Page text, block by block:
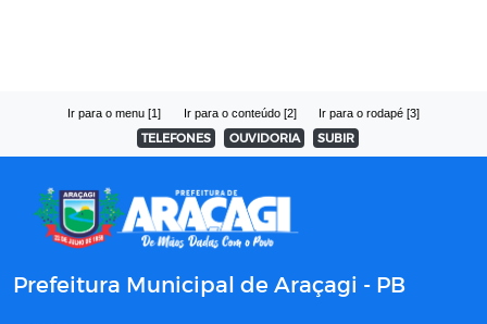
Ir para o menu [1] Ir para o conteúdo [2] Ir para o rodapé [3]
TELEFONES OUVIDORIA SUBIR
Prefeitura Municipal de Araçagi - PB